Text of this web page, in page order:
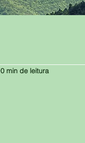
0 min de leitura